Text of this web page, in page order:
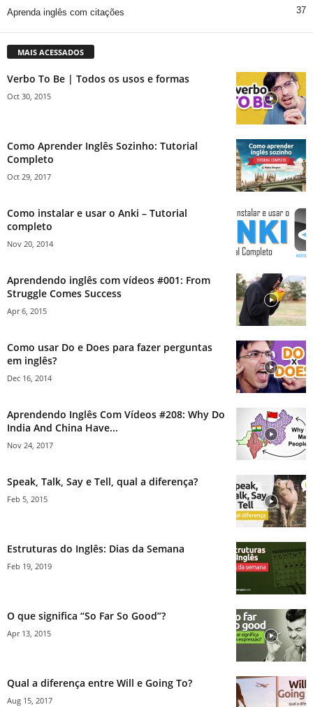
Aprenda inglês com citações 37
MAIS ACESSADOS
Verbo To Be | Todos os usos e formas
Oct 30, 2015
Como Aprender Inglês Sozinho: Tutorial
Completo
Oct 29, 2017
Como instalar e usar o Anki – Tutorial
completo
Nov 20, 2014
Aprendendo inglês com vídeos #001: From
Struggle Comes Success
Apr 6, 2015
Como usar Do e Does para fazer perguntas
em inglês?
Dec 16, 2014
Aprendendo Inglês Com Vídeos #208: Why Do
India And China Have...
Nov 24, 2017
Speak, Talk, Say e Tell, qual a diferença?
Feb 5, 2015
Estruturas do Inglês: Dias da Semana
Feb 19, 2019
O que significa “So Far So Good”?
Apr 13, 2015
Qual a diferença entre Will e Going To?
Aug 15, 2017